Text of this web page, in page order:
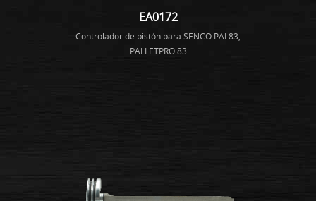
EA0172
Controlador de pistón para SENCO PAL83,
PALLETPRO 83